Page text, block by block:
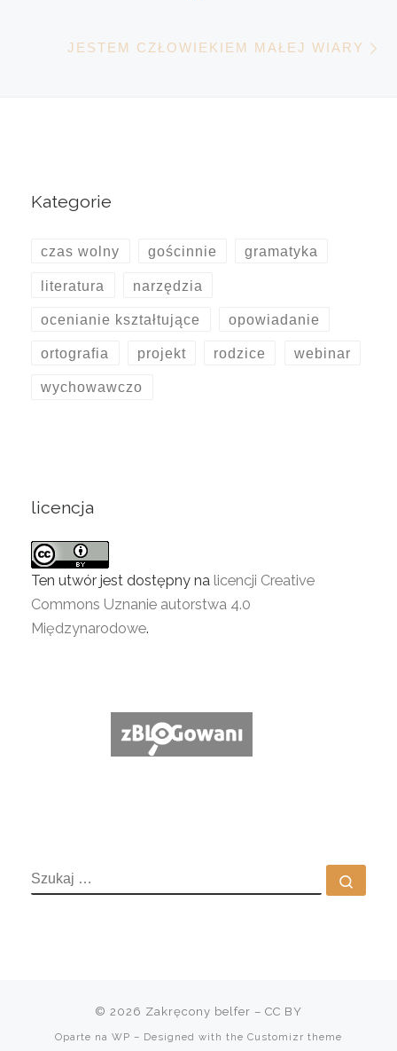
JESTEM CZŁOWIEKIEM MAŁEJ WIARY
Kategorie
czas wolny gościnnie gramatyka
literatura narzędzia
ocenianie kształtujące opowiadanie
ortografia projekt rodzice webinar
wychowawczo
licencja
Ten utwór jest dostępny na licencji Creative
Commons Uznanie autorstwa 4.0
Międzynarodowe.
SZUKAJ
© 2026 Zakręcony belfer – CC BY
Oparte na WP – Designed with the Customizr theme